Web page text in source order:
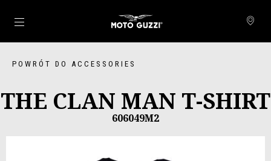
Idź do strony głównej
POWRÓT DO ACCESSORIES
THE CLAN MAN T-SHIRT
606049M2